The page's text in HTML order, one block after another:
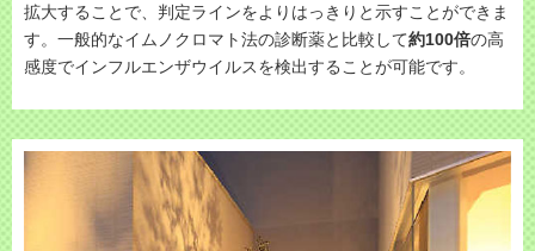
拡大することで、判定ラインをよりはっきりと示すことができま
す。一般的なイムノクロマト法の診断薬と比較して約100倍の高
感度でインフルエンザウイルスを検出することが可能です。